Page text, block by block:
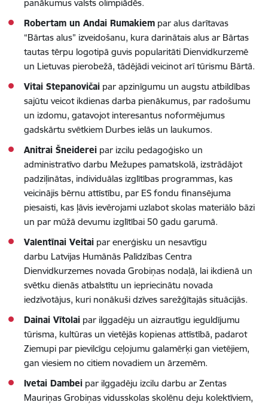
panākumus valsts olimpiādēs.
Robertam un Andai Rumakiem par alus darītavas
“Bārtas alus” izveidošanu, kura darinātais alus ar Bārtas
tautas tērpu logotipā guvis popularitāti Dienvidkurzemē
un Lietuvas pierobežā, tādējādi veicinot arī tūrismu Bārtā.
Vitai Stepanovičai par apzinīgumu un augstu atbildības
sajūtu veicot ikdienas darba pienākumus, par radošumu
un izdomu, gatavojot interesantus noformējumus
gadskārtu svētkiem Durbes ielās un laukumos.
Anitrai Šneiderei par izcilu pedagoģisko un
administratīvo darbu Mežupes pamatskolā, izstrādājot
padziļinātas, individuālas izglītības programmas, kas
veicinājis bērnu attīstību, par ES fondu finansējuma
piesaisti, kas ļāvis ievērojami uzlabot skolas materiālo bāzi
un par mūžā devumu izglītībai 50 gadu garumā.
Valentīnai Veitai par enerģisku un nesavtīgu
darbu Latvijas Humānās Palīdzības Centra
Dienvidkurzemes novada Grobiņas nodaļā, lai ikdienā un
svētku dienās atbalstītu un iepriecinātu novada
iedzīvotājus, kuri nonākuši dzīves sarežģītajās situācijās.
Dainai Vītolai par ilggadēju un aizrautīgu ieguldījumu
tūrisma, kultūras un vietējās kopienas attīstībā, padarot
Ziemupi par pievilcīgu ceļojumu galamērķi gan vietējiem,
gan viesiem no citiem novadiem un ārzemēm.
Ivetai Dambei par ilggadēju izcilu darbu ar Zentas
Mauriņas Grobiņas vidusskolas skolēnu deju kolektīviem,